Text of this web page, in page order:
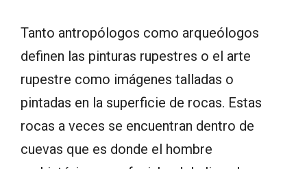
Tanto antropólogos como arqueólogos
definen las pinturas rupestres o el arte
rupestre como imágenes talladas o
pintadas en la superficie de rocas. Estas
rocas a veces se encuentran dentro de
cuevas que es donde el hombre